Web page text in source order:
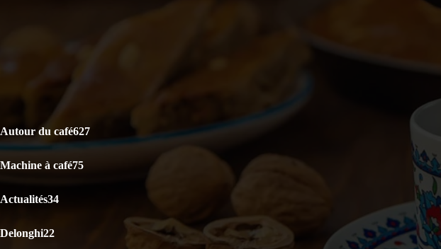
KRUPS Evidence Eco Design EA897B10 : Test Avis
CATÉGORIES POPULAIRES
Autour du café627
Machine à café75
Actualités34
Delonghi22